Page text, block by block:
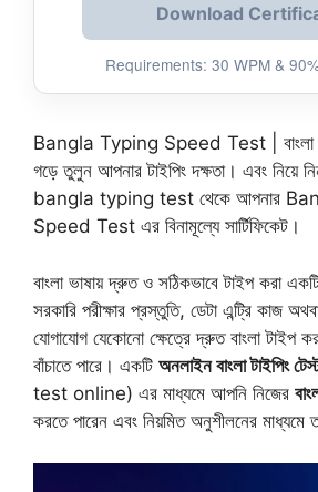
ব্যবসা-বাণিজ্যে প্রযুক্তির
ফলে কর্মসংস্থান ও
বৃদ্ধি পেয়েছে। তরুণ প্রজন্ম
ফ্রিল্যান্সিং ও আউটসোর্সিংয়ের
ঘরে বসেই বৈদেশিক মুদ্রা
করছে। কৃত্রিম বুদ্ধিমত্তা
আরও উন্নত করবে। তবে
অতিরিক্ত ব্যবহারের ফলে
মানসিক সমস্যা হতে পারে।
প্রযুক্তির সঠিক ও ইতিবাচক
নিশ্চিত করা আমাদের সকলের
Download
Requirements: 30 WPM &
Bangla Typing Speed Test | বাংলা
গড়ে তুলুন আপনার টাইপিং দক্ষতা। এবং
bangla typing test থেকে আপনার
Speed Test এর বিনামূল্যে সার্টিফিকেট।
বাংলা ভাষায় দ্রুত ও সঠিকভাবে টাইপ করা
সরকারি পরীক্ষার প্রস্তুতি, ডেটা এন্ট্রি কাজ
যোগাযোগ যেকোনো ক্ষেত্রে দ্রুত বাংলা টাইপ
বাঁচাতে পারে। একটি অনলাইন বাংলা টাইপিং
test online) এর মাধ্যমে আপনি নিজের
করতে পারেন এবং নিয়মিত অনুশীলনের মাধ্যমে